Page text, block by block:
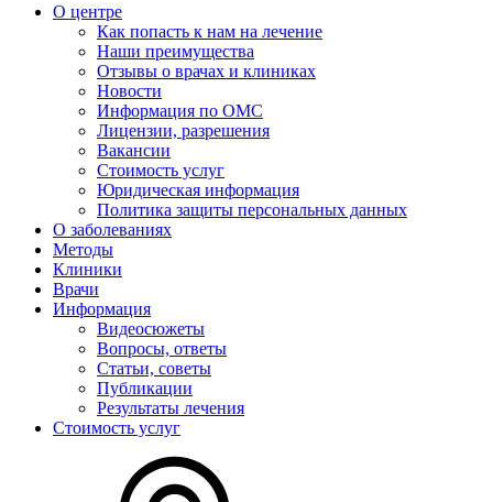
О центре
Как попасть к нам на лечение
Наши преимущества
Отзывы о врачах и клиниках
Новости
Информация по ОМС
Лицензии, разрешения
Вакансии
Стоимость услуг
Юридическая информация
Политика защиты персональных данных
О заболеваниях
Методы
Клиники
Врачи
Информация
Видеосюжеты
Вопросы, ответы
Статьи, советы
Публикации
Результаты лечения
Стоимость услуг